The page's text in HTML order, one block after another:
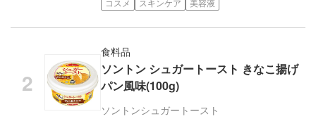
コスメ スキンケア 美容液
食料品
ソントン シュガートースト きなこ揚げ
パン風味(100g)
ソントンシュガートースト